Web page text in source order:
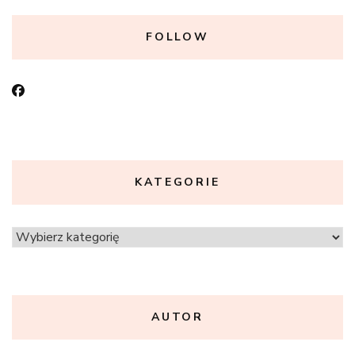
FOLLOW
KATEGORIE
Kategorie
AUTOR